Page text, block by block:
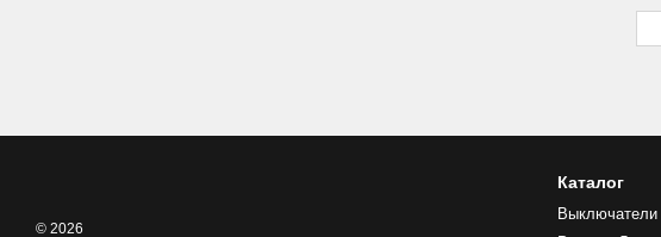
© 2026
Каталог
Выключатели